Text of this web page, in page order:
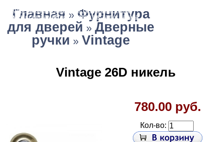
Главная » Фурнитура
для дверей » Дверные
ручки » Vintage
Vintage 26D никель
780.00 руб.
Кол-во:
Вход с паролем Прайс-листОбратная связь
Обмен ссылкамиБлог / НовостиСтатус заказа